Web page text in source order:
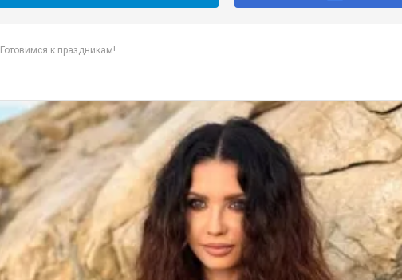
Готовимся к праздникам!...